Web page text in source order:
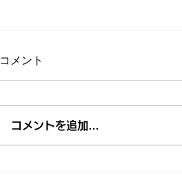
コメント
コメントを追加…